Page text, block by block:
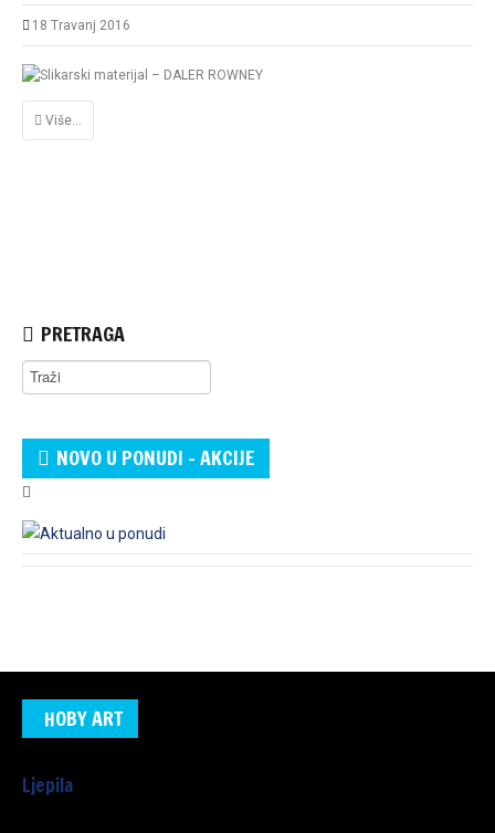
18 Travanj 2016
Više...
PRETRAGA
NOVO U PONUDI - AKCIJE
HOBY ART
Ljepila